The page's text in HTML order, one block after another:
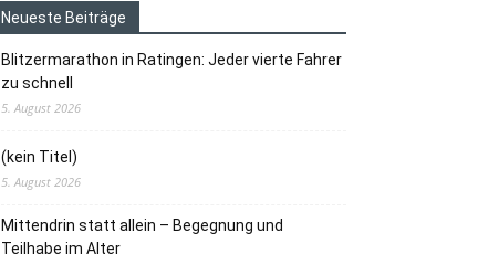
Neueste Beiträge
Blitzermarathon in Ratingen: Jeder vierte Fahrer
zu schnell
5. August 2026
(kein Titel)
5. August 2026
Mittendrin statt allein – Begegnung und
Teilhabe im Alter